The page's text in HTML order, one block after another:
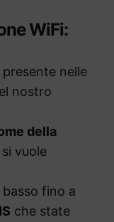
WiFi:
nelle
nostro
della
vuole
fino a
che state